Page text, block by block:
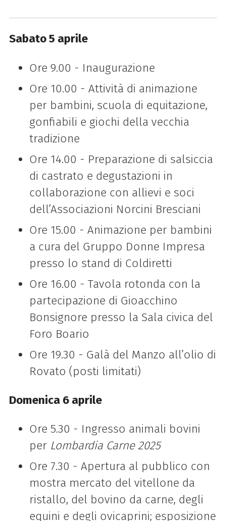
Sabato 5 aprile
Ore 9.00 - Inaugurazione
Ore 10.00 - Attività di animazione
per bambini, scuola di equitazione,
gonfiabili e giochi della vecchia
tradizione
Ore 14.00 - Preparazione di salsiccia
di castrato e degustazioni in
collaborazione con allievi e soci
dell’Associazioni Norcini Bresciani
Ore 15.00 - Animazione per bambini
a cura del Gruppo Donne Impresa
presso lo stand di Coldiretti
Ore 16.00 - Tavola rotonda con la
partecipazione di Gioacchino
Bonsignore presso la Sala civica del
Foro Boario
Ore 19.30 - Galà del Manzo all’olio di
Rovato (posti limitati)
Domenica 6 aprile
Ore 5.30 - Ingresso animali bovini
per Lombardia Carne 2025
Ore 7.30 - Apertura al pubblico con
mostra mercato del vitellone da
ristallo, del bovino da carne, degli
equini e degli ovicaprini; esposizione